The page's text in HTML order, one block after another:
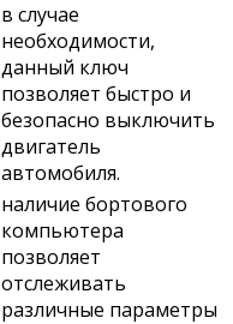
в случае
необходимости,
данный ключ
позволяет быстро и
безопасно выключить
двигатель
автомобиля.
наличие бортового
компьютера
позволяет
отслеживать
различные параметры